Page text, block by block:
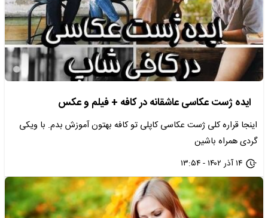
ایده ژست عکاسی عاشقانه در کافه + فیلم و عکس
اینجا قراره کلی ژست عکاسی کاپلی تو کافه بهتون آموزش بدم. با ویکی
گردی همراه باشین
۱۴ آذر ۱۴۰۲ - ۱۳:۵۴